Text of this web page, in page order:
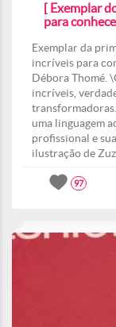
[ Exemplar
para
Exemplar da
incríveis para
Débora Thomé.
incríveis,
uma linguagem
profissional e
ilustração de
97